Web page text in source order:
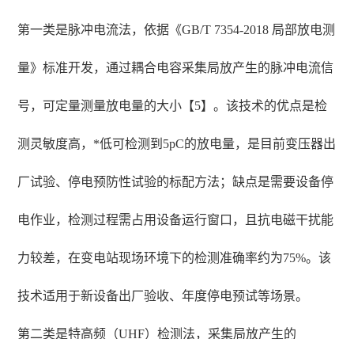
第一类是脉冲电流法，依据《GB/T 7354-2018 局部放电测
量》标准开发，通过耦合电容采集局放产生的脉冲电流信
号，可定量测量放电量的大小【5】。该技术的优点是检
测灵敏度高，*低可检测到5pC的放电量，是目前变压器出
厂试验、停电预防性试验的标配方法；缺点是需要设备停
电作业，检测过程需占用设备运行窗口，且抗电磁干扰能
力较差，在变电站现场环境下的检测准确率约为75%。该
技术适用于新设备出厂验收、年度停电预试等场景。
第二类是特高频（UHF）检测法，采集局放产生的